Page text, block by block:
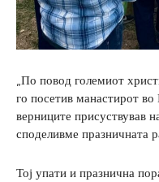
„По повод големиот
го посетив манастирот
верниците присуствував
споделивме празничната
Тој упати и празнична